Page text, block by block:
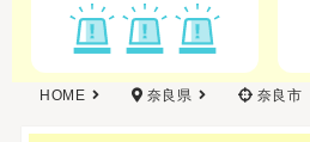
HOME 奈良県 奈良市